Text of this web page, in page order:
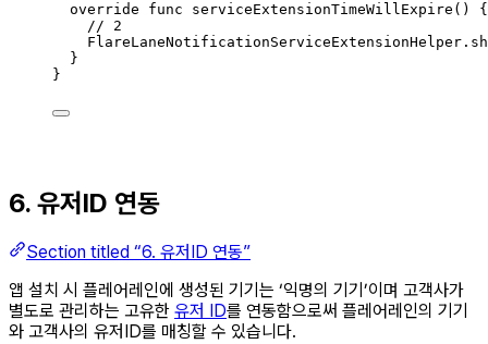
override
func serviceExtensionTimeWillExpire ()
{
// 2
FlareLaneNotificationServiceExtensionHelper.
}
}
6. 유저ID 연동
Section titled “6. 유저ID 연동”
앱 설치 시 플레어레인에 생성된 기기는 ‘익명의 기기’이며 고객사가
별도로 관리하는 고유한 유저 ID를 연동함으로써 플레어레인의 기기
와 고객사의 유저ID를 매칭할 수 있습니다.